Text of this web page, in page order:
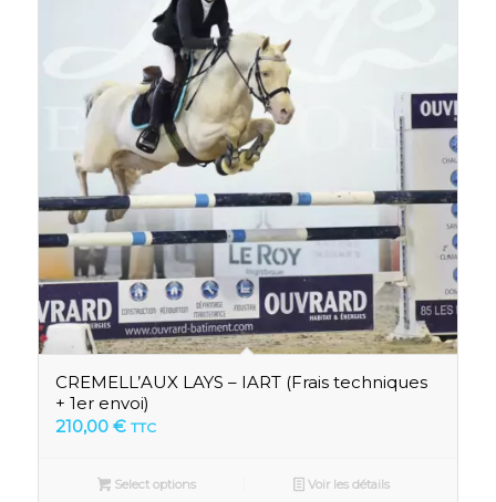
CREMELL’AUX LAYS – IART (Frais techniques
+ 1er envoi)
210,00 € TTC
Select options Voir les détails